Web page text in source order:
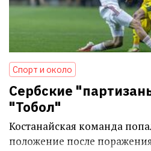
Спорт и около
Сербские
"Тобол"
Костанайская команда
положение после